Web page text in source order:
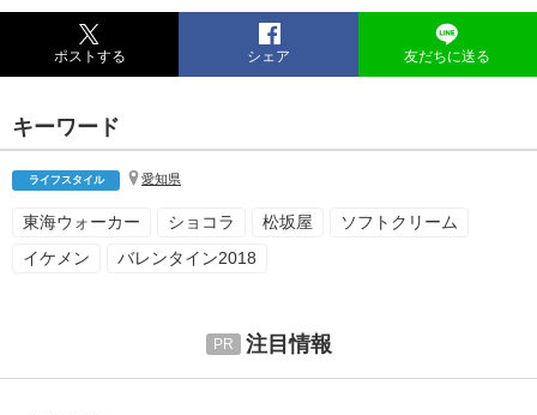
ポストする シェア 友だちに送る
キーワード
ライフスタイル 愛知県
東海ウォーカー ショコラ 松坂屋
ソフトクリーム
イケメン
バレンタイン2018
注目情報